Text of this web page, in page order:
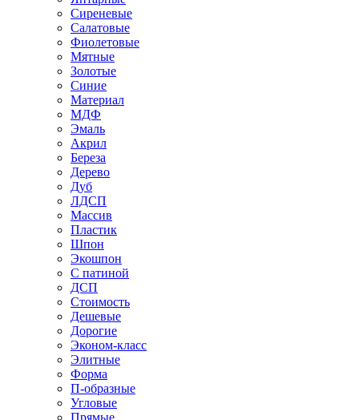
Сиреневые
Салатовые
Фиолетовые
Мятные
Золотые
Синие
Материал
МДФ
Эмаль
Акрил
Береза
Дерево
Дуб
ЛДСП
Массив
Пластик
Шпон
Экошпон
С патиной
ДСП
Стоимость
Дешевые
Дорогие
Эконом-класс
Элитные
Форма
П-образные
Угловые
Прямые